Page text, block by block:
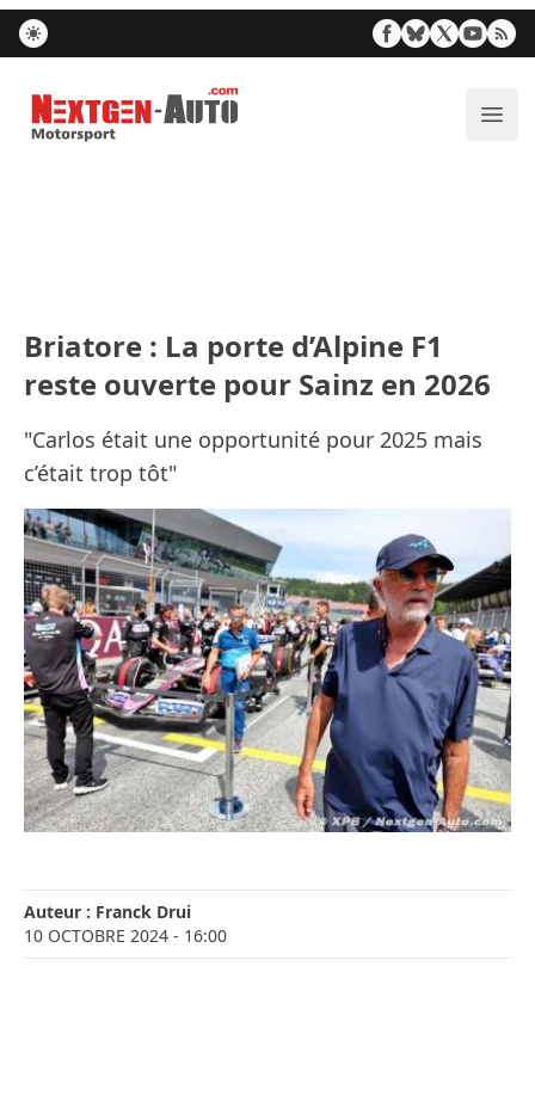
Nextgen-Auto.com
Briatore : La porte d’Alpine F1
reste ouverte pour Sainz en 2026
"Carlos était une opportunité pour 2025 mais
c’était trop tôt"
Auteur : Franck Drui
10 OCTOBRE 2024 - 16:00